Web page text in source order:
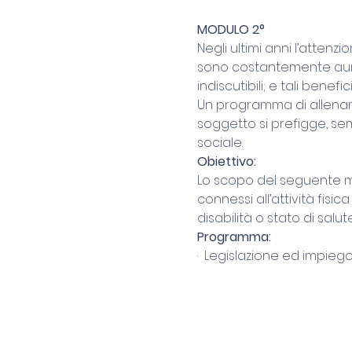
MODULO 2°
Negli ultimi anni
sono costantemente
indiscutibili; e tali
Un programma di
soggetto si prefigge,
sociale.
Obiettivo:
Lo scopo del seguente
connessi all’attività
disabilità o stato di
Programma:
·  Legislazione ed